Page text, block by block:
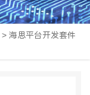
>海思平台开发套件